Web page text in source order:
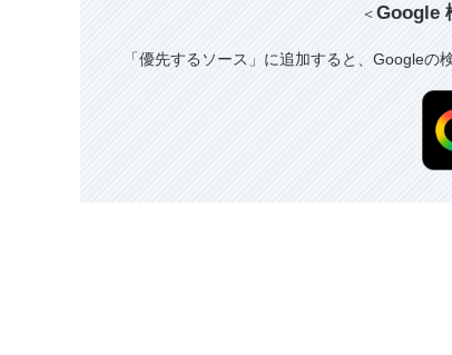
＜Google
「優先するソース」に追加すると、Google